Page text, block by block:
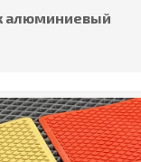
алюминиевый